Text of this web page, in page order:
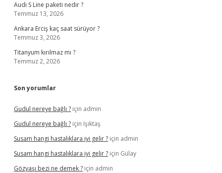
Audi S Line paketi nedir ?
Temmuz 13, 2026
Ankara Erciş kaç saat sürüyor ?
Temmuz 3, 2026
Titanyum kırılmaz mı ?
Temmuz 2, 2026
Son yorumlar
Gudul nereye bağlı ? için admin
Gudul nereye bağlı ? için Işıktaş
Susam hangi hastalıklara iyi gelir ? için admin
Susam hangi hastalıklara iyi gelir ? için Gülay
Gözyaşı bezi ne demek ? için admin